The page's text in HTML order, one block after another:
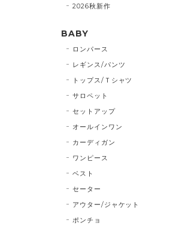
2026秋新作
BABY
ロンパース
レギンス/パンツ
トップス/Ｔシャツ
サロペット
セットアップ
オールインワン
カーディガン
ワンピース
ベスト
セーター
アウター/ジャケット
ポンチョ